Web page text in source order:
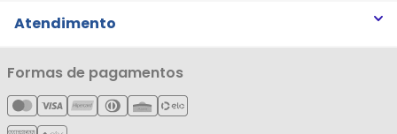
Notícias
Cartão Líderzan
Trocas e Devoluções
Política de Privacidade
Política de Entrega
Política de Reembolso
Atendimento
Minha Conta
Meus Pedidos
Meus Favoritos
Formas de pagamentos